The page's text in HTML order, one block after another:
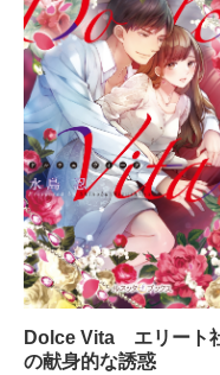
Dolce Vita エリート
の献身的な誘惑